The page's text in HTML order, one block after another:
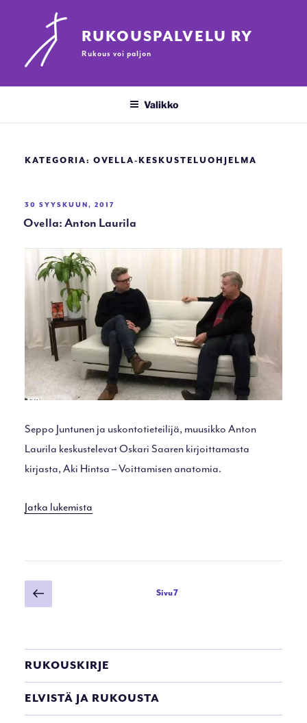
RUKOUSPALVELU RY
Rukous voi paljon
Valikko
KATEGORIA: OVELLA-KESKUSTELUOHJELMA
JULKAISTU
30 SYYSKUUN, 2017
Ovella: Anton Laurila
Seppo Juntunen ja uskontotieteilijä, muusikko Anton
Laurila keskustelevat Oskari Saaren kirjoittamasta
kirjasta, Aki Hintsa – Voittamisen anatomia.
Jatka lukemista
Artikkelien
sivutus
Edellinen
sivu
Sivu7
RUKOUSKIRJE
ELVISTÄ JA RUKOUSTA